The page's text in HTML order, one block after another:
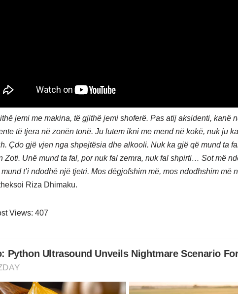
jemi me makina, të gjithë jemi shoferë. Pas atij aksidenti, kanë
të tjera në zonën tonë. Ju lutem ikni me mend në kokë, nuk ju
Çdo gjë vjen nga shpejtësia dhe alkooli. Nuk ka gjë që mund ta
Zoti. Unë mund ta fal, por nuk fal zemra, nuk fal shpirti… Sot më
t’i ndodhë një tjetri. Mos dëgjofshim më, mos ndodhshim më
Riza Dhimaku.
Views: 407